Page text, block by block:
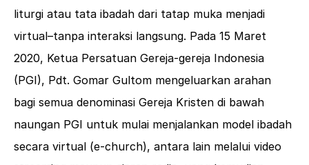
liturgi atau tata ibadah dari tatap muka menjadi
virtual–tanpa interaksi langsung. Pada 15 Maret
2020, Ketua Persatuan Gereja-gereja Indonesia
(PGI), Pdt. Gomar Gultom mengeluarkan arahan
bagi semua denominasi Gereja Kristen di bawah
naungan PGI untuk mulai menjalankan model ibadah
secara virtual (e-church), antara lain melalui video